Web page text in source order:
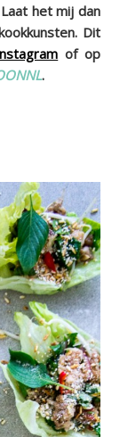
het mij dan
Dit
of op
.